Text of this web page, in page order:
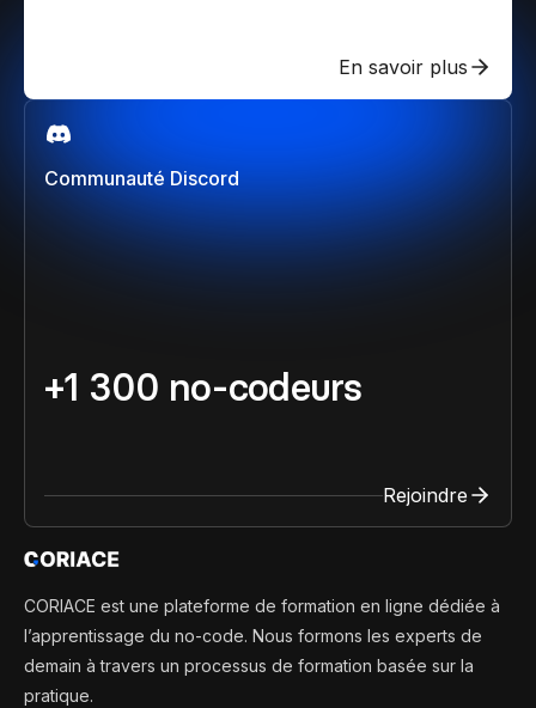
Communauté Discord
+1 300 no-codeurs
Rejoindre
En savoir plus
CORIACE est une plateforme de formation en ligne dédiée à
l’apprentissage du no-code. Nous formons les experts de
demain à travers un processus de formation basée sur la
pratique.